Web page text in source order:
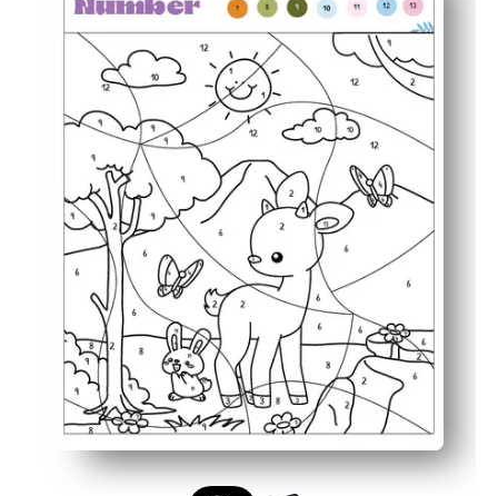
Apto para la motricidad fina: colorear dentro de las
Revelación motivadora: los niños se mantienen